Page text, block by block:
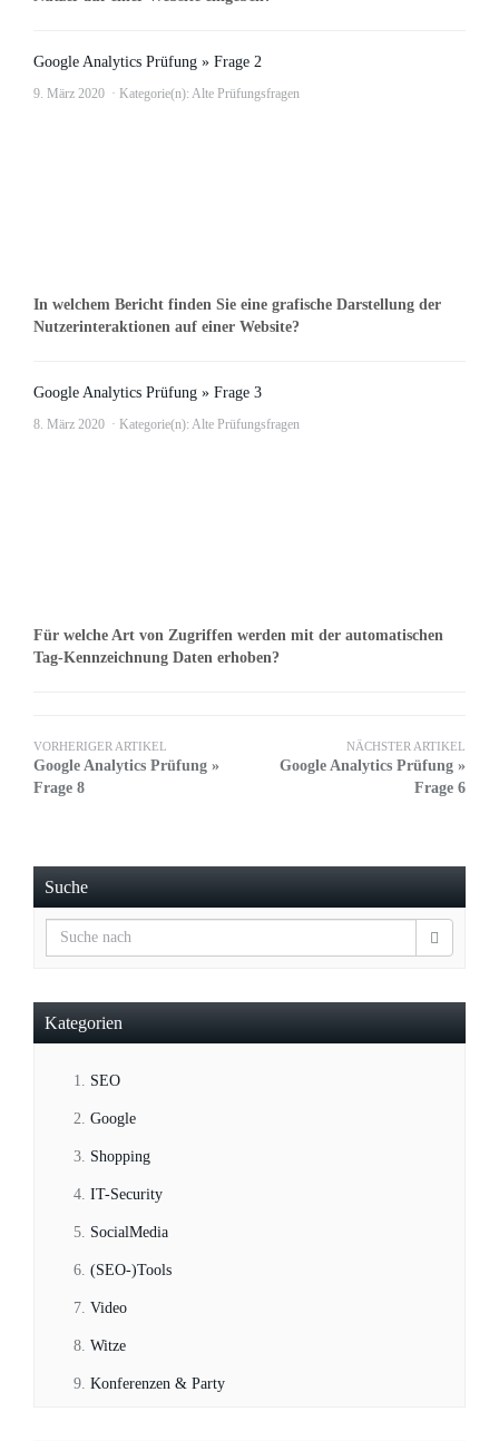
Google Analytics Prüfung » Frage 2
9. März 2020 Kategorie(n): Alte Prüfungsfragen
In welchem Bericht finden Sie eine grafische Darstellung der
Nutzerinteraktionen auf einer Website?
Google Analytics Prüfung » Frage 3
8. März 2020 Kategorie(n): Alte Prüfungsfragen
Für welche Art von Zugriffen werden mit der automatischen
Tag-Kennzeichnung Daten erhoben?
VORHERIGER ARTIKEL
Google Analytics Prüfung »
Frage 8
NÄCHSTER ARTIKEL
Google Analytics Prüfung »
Frage 6
Suche
Kategorien
SEO
Google
Shopping
IT-Security
SocialMedia
(SEO-)Tools
Video
Witze
Konferenzen & Party